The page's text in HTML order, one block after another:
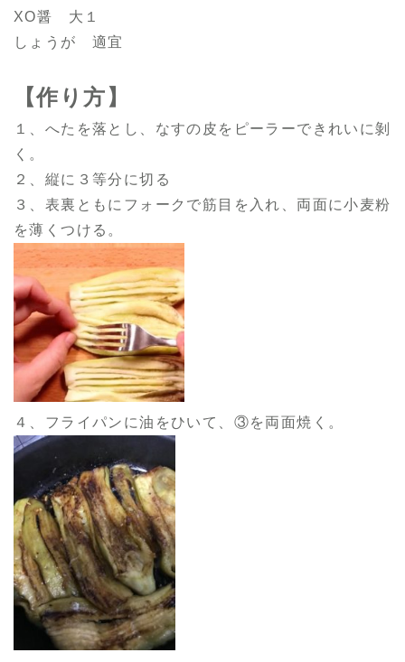
XO醤 大１
しょうが 適宜
【作り方】
１、へたを落とし、なすの皮をピーラーできれいに剝
く。
２、縦に３等分に切る
３、表裏ともにフォークで筋目を入れ、両面に小麦粉
を薄くつける。
４、フライパンに油をひいて、③を両面焼く。